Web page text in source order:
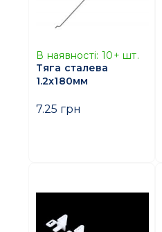
В наявності: 10+ шт.
Тяга сталева
1.2х180мм
7.25 грн